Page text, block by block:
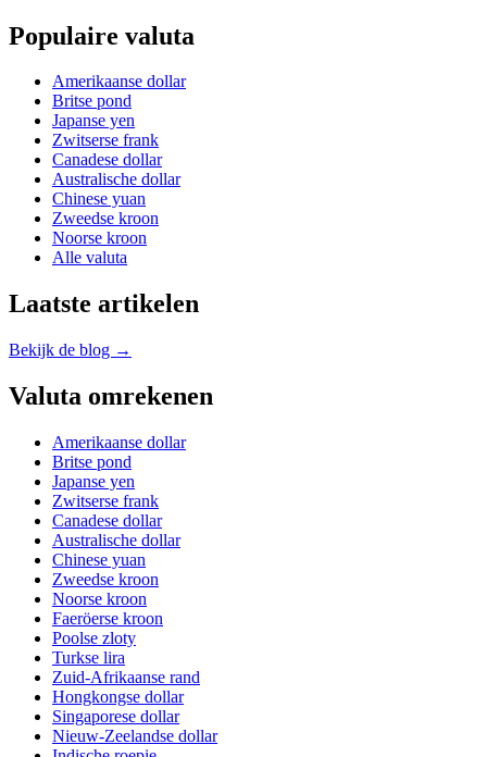
Populaire valuta
Amerikaanse dollar
Britse pond
Japanse yen
Zwitserse frank
Canadese dollar
Australische dollar
Chinese yuan
Zweedse kroon
Noorse kroon
Alle valuta
Laatste artikelen
Bekijk de blog →
Valuta omrekenen
Amerikaanse dollar
Britse pond
Japanse yen
Zwitserse frank
Canadese dollar
Australische dollar
Chinese yuan
Zweedse kroon
Noorse kroon
Faeröerse kroon
Poolse zloty
Turkse lira
Zuid-Afrikaanse rand
Hongkongse dollar
Singaporese dollar
Nieuw-Zeelandse dollar